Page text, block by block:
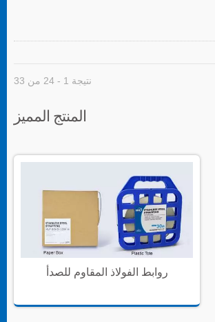
نتيجة 1 - 24 من 33
المنتج المميز
روابط الفولاذ المقاوم للصدأ